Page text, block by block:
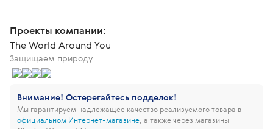
Проекты компании:
The World Around You
Защищаем природу
Внимание! Остерегайтесь подделок!
Мы гарантируем надлежащее качество реализуемого товара в
официальном Интернет-магазине , а также через магазины